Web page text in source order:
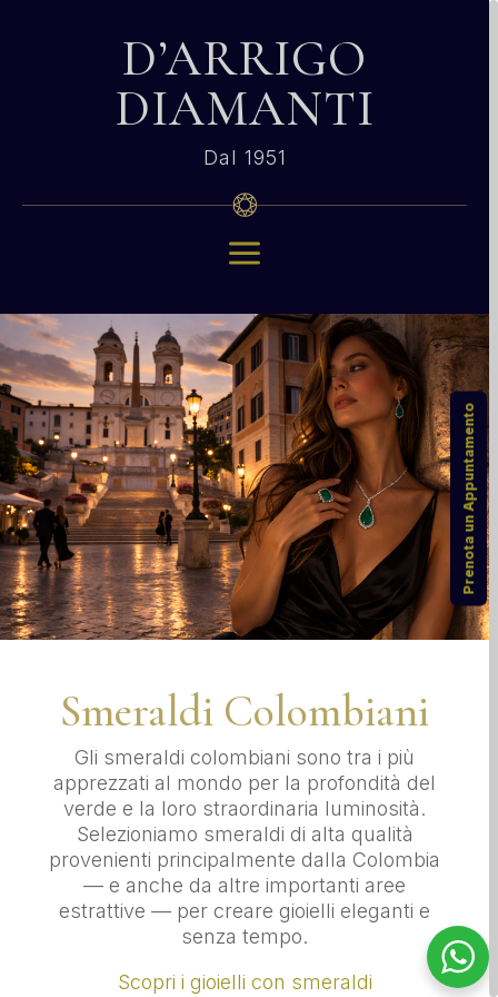
D’ARRIGO
DIAMANTI
Dal 1951
a
Smeraldi Colombiani
Gli smeraldi colombiani sono tra i più
apprezzati al mondo per la profondità del
verde e la loro straordinaria luminosità.
Selezioniamo smeraldi di alta qualità
provenienti principalmente dalla Colombia
— e anche da altre importanti aree
estrattive — per creare gioielli eleganti e
senza tempo.
Scopri i gioielli con smeraldi
Prenota un Appuntamento